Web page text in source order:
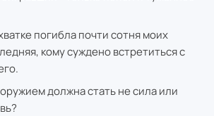
погибла почти сотня моих
кому суждено встретиться с
должна стать не сила или